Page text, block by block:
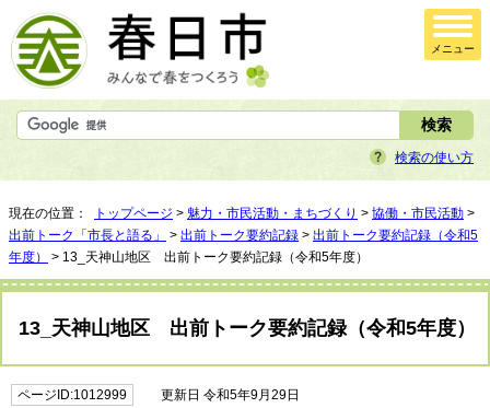
メニュー
検索の使い方
現在の位置： トップページ > 魅力・市民活動・まちづくり > 協働・市民活動 >
出前トーク「市長と語る」
> 出前トーク要約記録 > 出前トーク要約記録（令和5
年度）
> 13_天神山地区 出前トーク要約記録（令和5年度）
13_天神山地区 出前トーク要約記録（令和5年度）
ページID:1012999 更新日 令和5年9月29日